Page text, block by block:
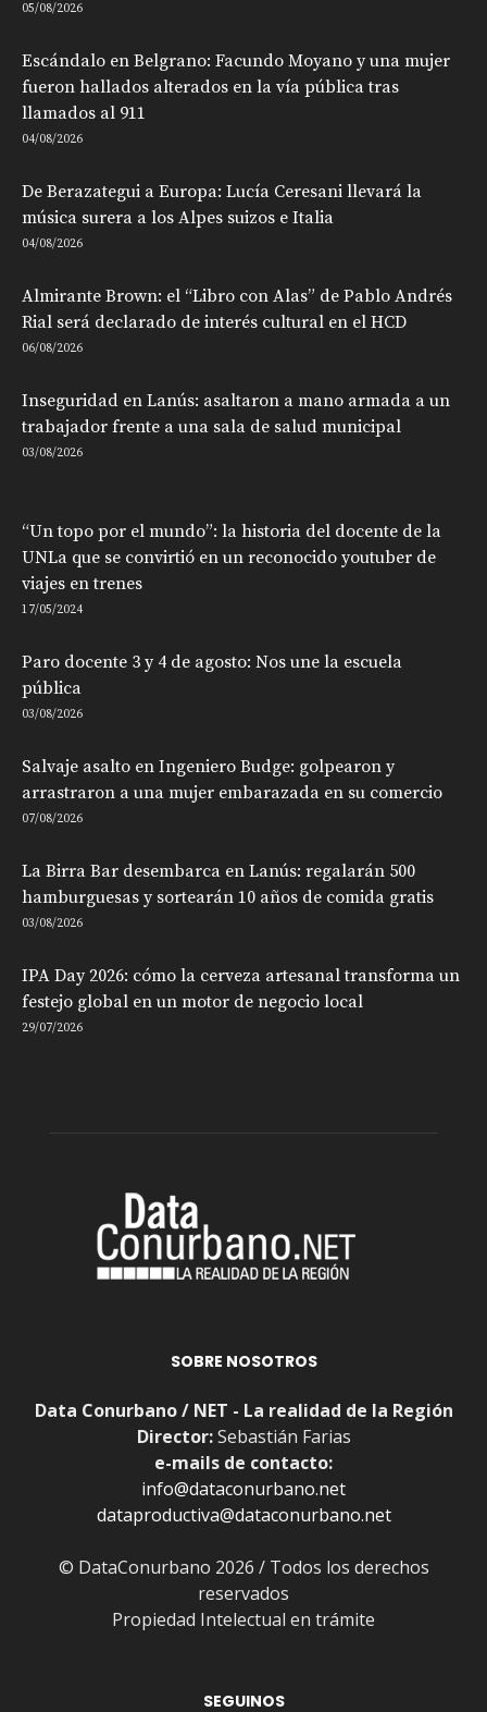
05/08/2026
Escándalo en Belgrano: Facundo Moyano y una mujer
fueron hallados alterados en la vía pública tras
llamados al 911
04/08/2026
De Berazategui a Europa: Lucía Ceresani llevará la
música surera a los Alpes suizos e Italia
04/08/2026
Almirante Brown: el “Libro con Alas” de Pablo Andrés
Rial será declarado de interés cultural en el HCD
06/08/2026
Inseguridad en Lanús: asaltaron a mano armada a un
trabajador frente a una sala de salud municipal
03/08/2026
“Un topo por el mundo”: la historia del docente de la
UNLa que se convirtió en un reconocido youtuber de
viajes en trenes
17/05/2024
Paro docente 3 y 4 de agosto: Nos une la escuela
pública
03/08/2026
Salvaje asalto en Ingeniero Budge: golpearon y
arrastraron a una mujer embarazada en su comercio
07/08/2026
La Birra Bar desembarca en Lanús: regalarán 500
hamburguesas y sortearán 10 años de comida gratis
03/08/2026
IPA Day 2026: cómo la cerveza artesanal transforma un
festejo global en un motor de negocio local
29/07/2026
SOBRE NOSOTROS
Data Conurbano / NET - La realidad de la Región
Director:Sebastián Farias
e-mails de contacto:
info@dataconurbano.net
dataproductiva@dataconurbano.net
© DataConurbano 2026 / Todos los derechos
reservados
Propiedad Intelectual en trámite
SEGUINOS